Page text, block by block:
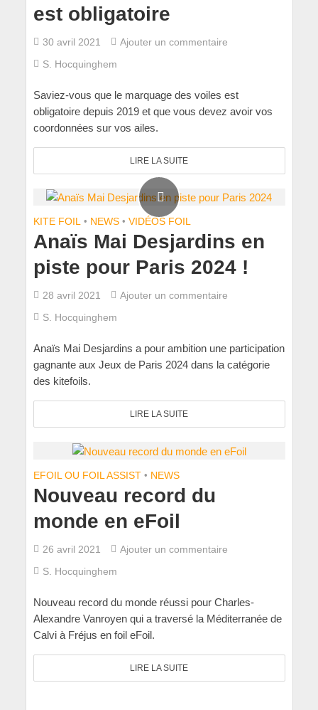
est obligatoire
30 avril 2021
Ajouter un commentaire
S. Hocquinghem
Saviez-vous que le marquage des voiles est
obligatoire depuis 2019 et que vous devez avoir vos
coordonnées sur vos ailes.
LIRE LA SUITE
KITE FOIL • NEWS • VIDÉOS FOIL
Anaïs Mai Desjardins en
piste pour Paris 2024 !
28 avril 2021
Ajouter un commentaire
S. Hocquinghem
Anaïs Mai Desjardins a pour ambition une participation
gagnante aux Jeux de Paris 2024 dans la catégorie
des kitefoils.
LIRE LA SUITE
EFOIL OU FOIL ASSIST • NEWS
Nouveau record du
monde en eFoil
26 avril 2021
Ajouter un commentaire
S. Hocquinghem
Nouveau record du monde réussi pour Charles-
Alexandre Vanroyen qui a traversé la Méditerranée de
Calvi à Fréjus en foil eFoil.
LIRE LA SUITE